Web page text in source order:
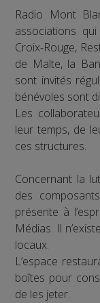
Radio Mont
associations
Croix-Rouge,
de Malte, la
sont invités
bénévoles sont
Les
leur temps, de
ces structures.
Concernant la
des
présente à
Médias. Il
locaux.
L’espace
boîtes pour
de les jeter.